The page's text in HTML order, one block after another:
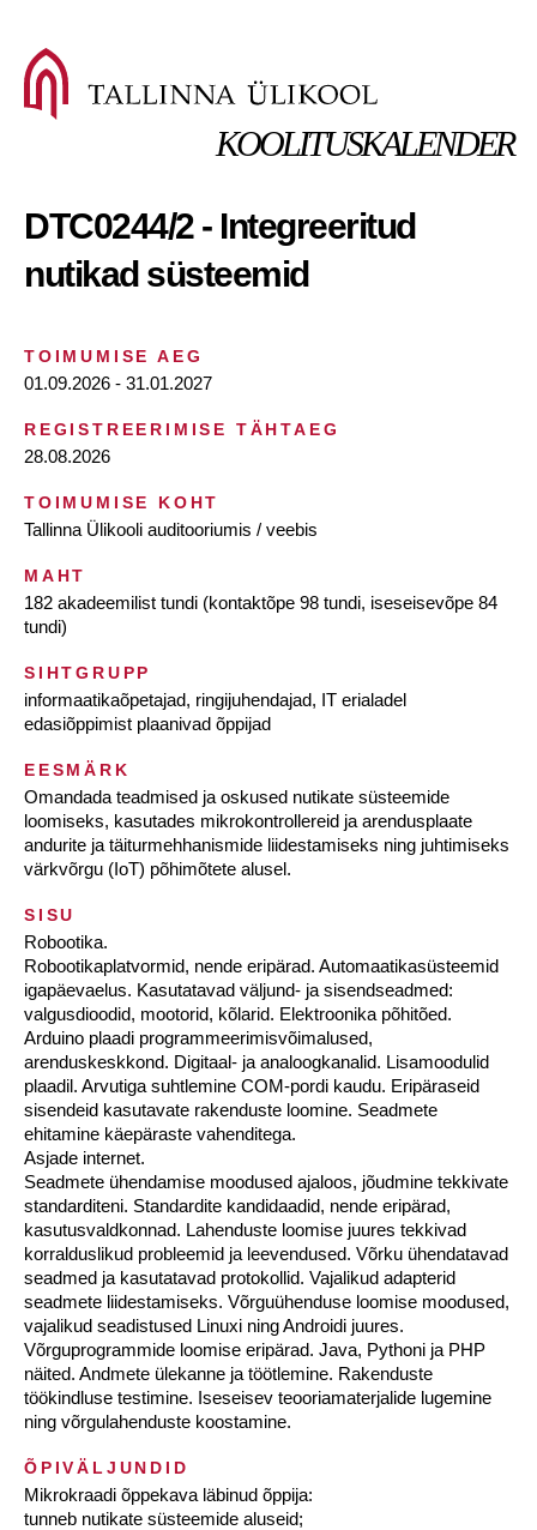
KOOLITUSKALENDER
DTC0244/2 - Integreeritud
nutikad süsteemid
TOIMUMISE AEG
01.09.2026 - 31.01.2027
REGISTREERIMISE TÄHTAEG
28.08.2026
TOIMUMISE KOHT
Tallinna Ülikooli auditooriumis / veebis
MAHT
182 akadeemilist tundi (kontaktõpe 98 tundi, iseseisevõpe 84
tundi)
SIHTGRUPP
informaatikaõpetajad, ringijuhendajad, IT erialadel
edasiõppimist plaanivad õppijad
EESMÄRK
Omandada teadmised ja oskused nutikate süsteemide
loomiseks, kasutades mikrokontrollereid ja arendusplaate
andurite ja täiturmehhanismide liidestamiseks ning juhtimiseks
värkvõrgu (IoT) põhimõtete alusel.
SISU
Robootika.
Robootikaplatvormid, nende eripärad. Automaatikasüsteemid
igapäevaelus. Kasutatavad väljund- ja sisendseadmed:
valgusdioodid, mootorid, kõlarid. Elektroonika põhitõed.
Arduino plaadi programmeerimisvõimalused,
arenduskeskkond. Digitaal- ja analoogkanalid. Lisamoodulid
plaadil. Arvutiga suhtlemine COM-pordi kaudu. Eripäraseid
sisendeid kasutavate rakenduste loomine. Seadmete
ehitamine käepäraste vahenditega.
Asjade internet.
Seadmete ühendamise moodused ajaloos, jõudmine tekkivate
standarditeni. Standardite kandidaadid, nende eripärad,
kasutusvaldkonnad. Lahenduste loomise juures tekkivad
korralduslikud probleemid ja leevendused. Võrku ühendatavad
seadmed ja kasutatavad protokollid. Vajalikud adapterid
seadmete liidestamiseks. Võrguühenduse loomise moodused,
vajalikud seadistused Linuxi ning Androidi juures.
Võrguprogrammide loomise eripärad. Java, Pythoni ja PHP
näited. Andmete ülekanne ja töötlemine. Rakenduste
töökindluse testimine. Iseseisev teooriamaterjalide lugemine
ning võrgulahenduste koostamine.
ÕPIVÄLJUNDID
Mikrokraadi õppekava läbinud õppija:
tunneb nutikate süsteemide aluseid;